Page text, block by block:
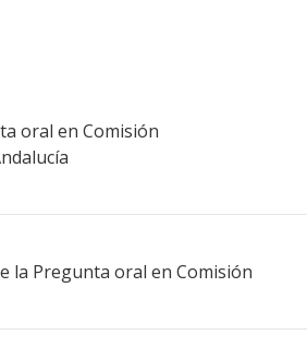
oral en Comisión
la Pregunta oral en Comisión